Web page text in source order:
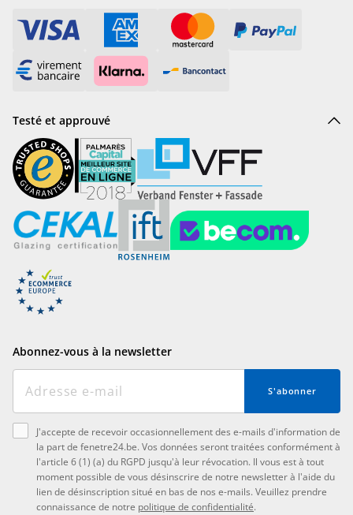
Testé et approuvé
Abonnez-vous à la newsletter
S'abonner
J'accepte de recevoir occasionnellement des e-mails d'information de
la part de fenetre24.be. Vos données seront traitées conformément à
l'article 6 (1) (a) du RGPD jusqu'à leur révocation. Il vous est à tout
moment possible de vous désinscrire de notre newsletter à l'aide du
lien de désinscription situé en bas de nos e-mails. Veuillez prendre
connaissance de notre politique de confidentialité.